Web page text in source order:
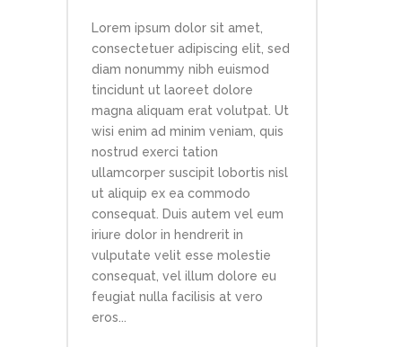
Lorem ipsum dolor sit amet,
consectetuer adipiscing elit, sed
diam nonummy nibh euismod
tincidunt ut laoreet dolore
magna aliquam erat volutpat. Ut
wisi enim ad minim veniam, quis
nostrud exerci tation
ullamcorper suscipit lobortis nisl
ut aliquip ex ea commodo
consequat. Duis autem vel eum
iriure dolor in hendrerit in
vulputate velit esse molestie
consequat, vel illum dolore eu
feugiat nulla facilisis at vero
eros...